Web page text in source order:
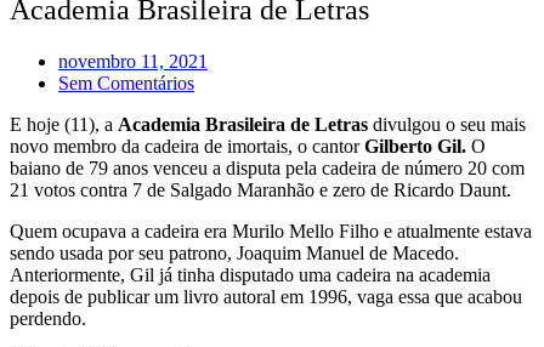
Academia Brasileira de Letras
novembro 11, 2021
Sem Comentários
E hoje (11), a Academia Brasileira de Letras divulgou o seu mais
novo membro da cadeira de imortais, o cantorGilberto Gil. O
baiano de 79 anos venceu a disputa pela cadeira de número 20 com
21 votos contra 7 de Salgado Maranhão e zero de Ricardo Daunt.
Quem ocupava a cadeira era Murilo Mello Filho e atualmente estava
sendo usada por seu patrono, Joaquim Manuel de Macedo.
Anteriormente, Gil já tinha disputado uma cadeira na academia
depois de publicar um livro autoral em 1996, vaga essa que acabou
perdendo.